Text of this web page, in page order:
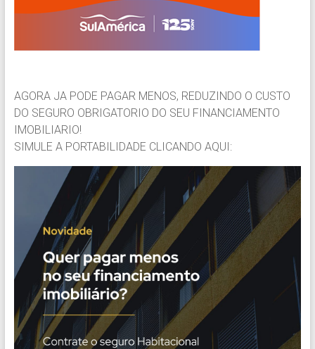
AGORA JA PODE PAGAR MENOS, REDUZINDO O CUSTO
DO SEGURO OBRIGATORIO DO SEU FINANCIAMENTO
IMOBILIARIO!
SIMULE A PORTABILIDADE CLICANDO AQUI: